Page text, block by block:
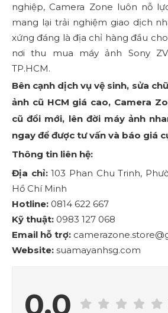
nghiệp, Camera Zone luôn nỗ
mang lại trải nghiệm giao dịch
xứng đáng là địa chỉ hàng đầu
nơi thu mua máy ảnh Sony
TP.HCM.
Bên cạnh dịch vụ vệ sinh, sửa
ảnh cũ HCM giá cao, Camera
cũ đổi mới, lên đời máy ảnh
ngay để được tư vấn và báo giá
Thông tin liên hệ:
Địa chỉ:103 Phan Chu Trinh,
Hồ Chí Minh
Hotline: 0814 622 667
Kỹ thuật: 0983 127 068
Email hỗ trợ:
Website: suamayanhsg.com
0.0